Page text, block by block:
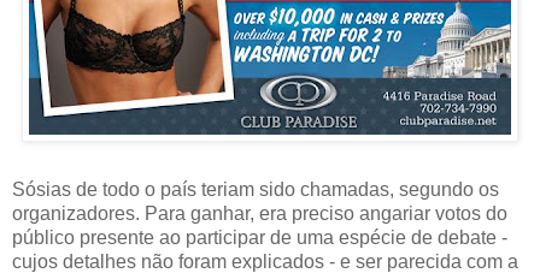
Sósias de todo o país teriam sido chamadas, segundo os
organizadores. Para ganhar, era preciso angariar votos do
público presente ao participar de uma espécie de debate -
cujos detalhes não foram explicados - e ser parecida com a